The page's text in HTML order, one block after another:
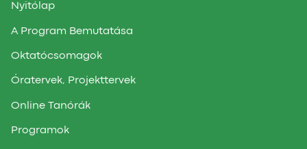
Nyitólap
A Program Bemutatása
Oktatócsomagok
Óratervek, Projekttervek
Online Tanórák
Programok